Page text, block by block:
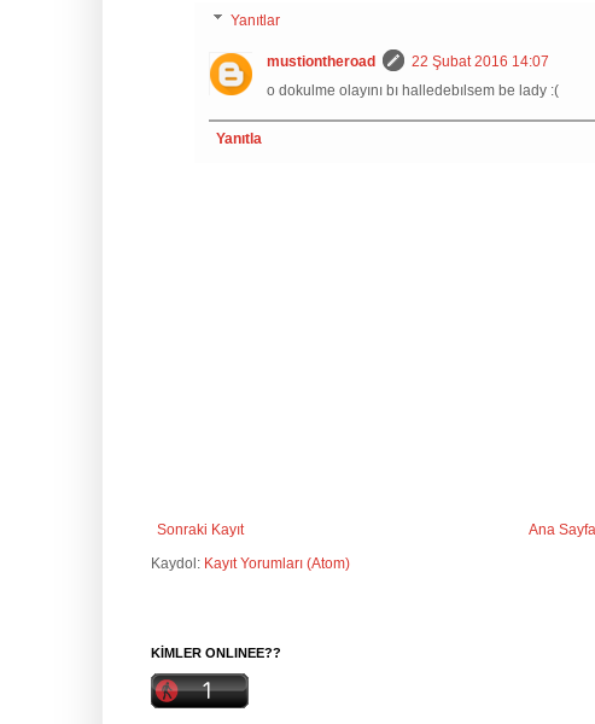
Yanıtlar
mustiontheroad
22 Şubat 2016 14:07
o dokulme olayını bı halledebılsem be lady :(
Yanıtla
Sonraki Kayıt
Ana Sayfa
Kaydol: Kayıt Yorumları (Atom)
KİMLER ONLINEE??